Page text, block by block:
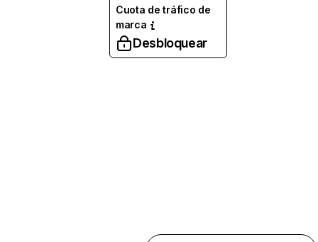
Cuota de tráfico de
marca
Desbloquear